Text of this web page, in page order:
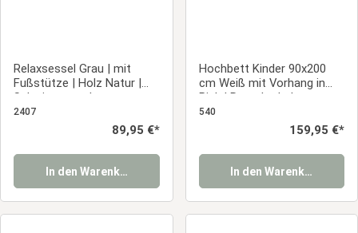
Relaxsessel Grau | mit
Fußstütze | Holz Natur |
Schwingsessel
Schaukelstuhl Stillsessel
2407
Regulärer Preis:
89,95 €*
In den Warenkorb
Hochbett Kinder 90x200
cm Weiß mit Vorhang in
Pink | Rutsche | ohne
Lattenrost
540
Regulärer Preis:
159,95 €*
In den Warenkorb